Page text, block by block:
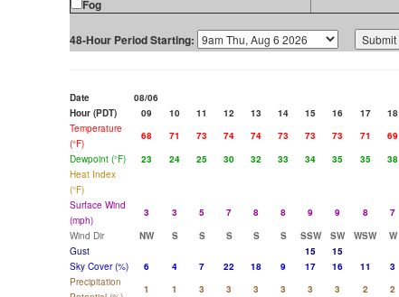
Fog
48-Hour Period Starting:
Date 08/06
Hour (PDT)
09 10 11 12 13 14 15 16 17 18
Temperature
(°F)
68 71 73 74 74 73 73 73 71 69
Dewpoint (°F)
23 24 25 30 32 33 34 35 35 38
Heat Index
(°F)
Surface Wind
(mph)
3 3 5 7 8 8 9 9 8 7
Wind Dir
NW S S S S S SSW SW WSW W
Gust
15
15
Sky Cover (%)
6 4 7 22 18 9 17 16 11 3
Precipitation
1 1 3 3 3 3 3 3 2 2